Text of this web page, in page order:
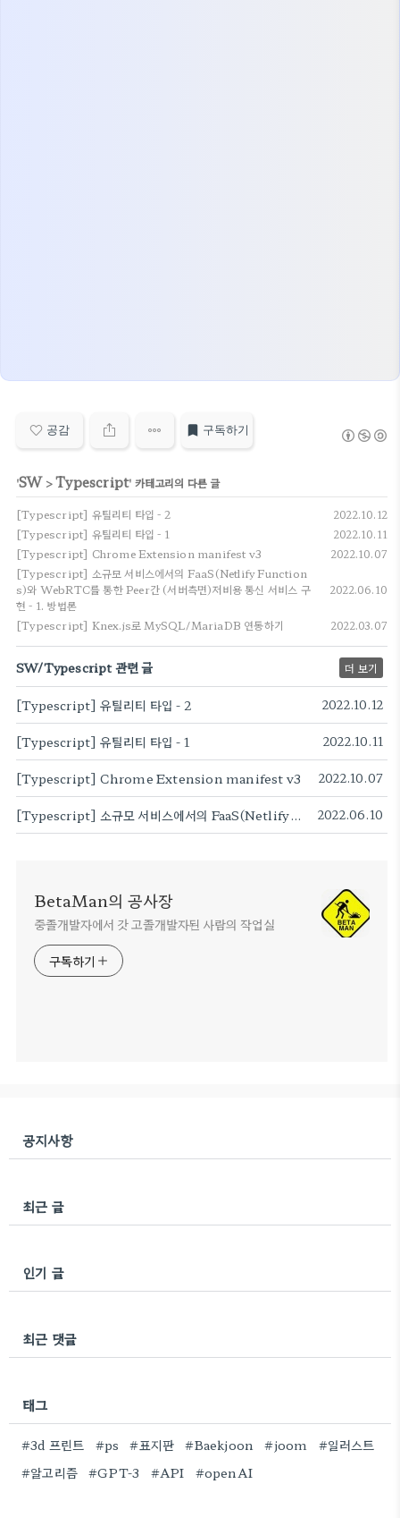
공감 구독하기
'SW>Typescript' 카테고리의 다른 글
[Typescript] 유틸리티 타입 - 2 2022.10.12
[Typescript] 유틸리티 타입 - 1 2022.10.11
[Typescript] Chrome Extension manifest v3 2022.10.07
[Typescript] 소규모 서비스에서의 FaaS(Netlify Function
s)와 WebRTC를 통한 Peer간 (서버측면)저비용 통신 서비스 구
현 - 1. 방법론
2022.06.10
[Typescript] Knex.js로 MySQL/MariaDB 연동하기 2022.03.07
SW/Typescript 관련 글 더 보기
[Typescript] 유틸리티 타입 - 2 2022.10.12
[Typescript] 유틸리티 타입 - 1 2022.10.11
[Typescript] Chrome Extension manifest v3 2022.10.07
[Typescript] 소규모 서비스에서의 FaaS(Netlify Functions)와 WebRTC를 통한 Peer간 (서버측면)저비용 통신 서비스 구현 - 1. 방법론 2022.06.10
BetaMan의 공사장
중졸개발자에서 갓 고졸개발자된 사람의 작업실
구독하기
공지사항
최근 글
인기 글
최근 댓글
태그
#3d 프린트 #ps #표지판 #Baekjoon #joom
#일러스트
#알고리즘
#GPT-3 #API #openAI